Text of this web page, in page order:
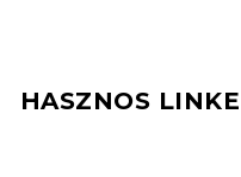
HASZNOS